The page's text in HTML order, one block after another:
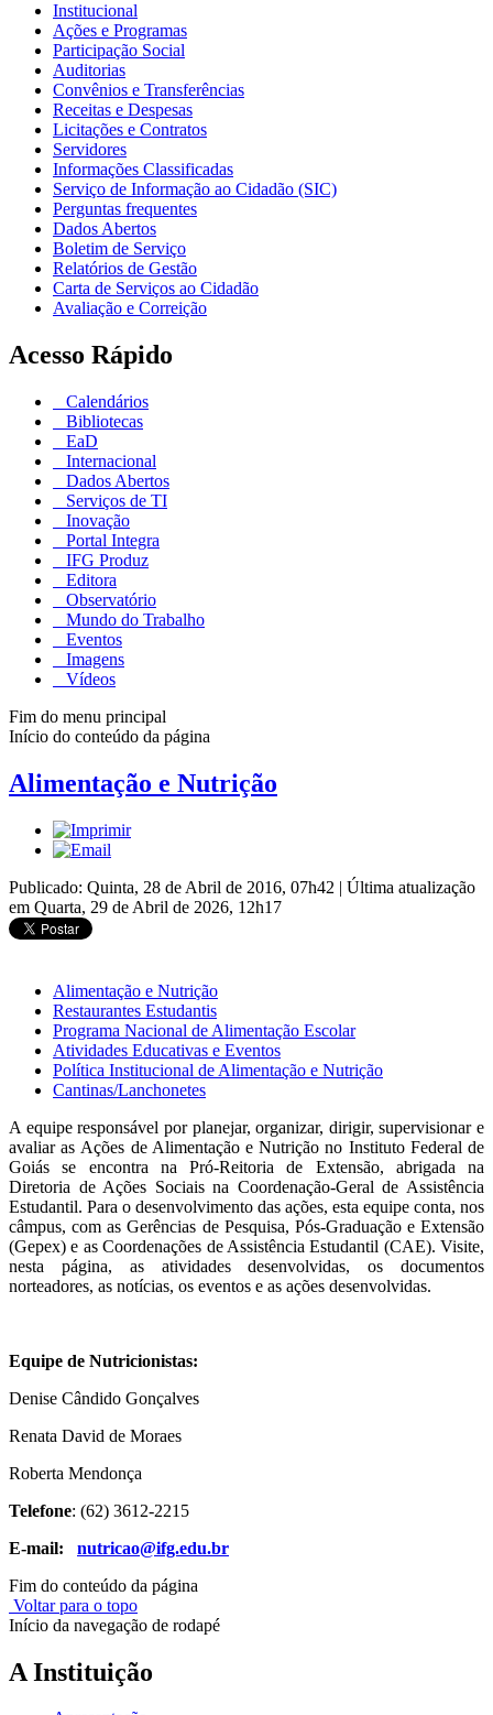
Institucional
Ações e Programas
Participação Social
Auditorias
Convênios e Transferências
Receitas e Despesas
Licitações e Contratos
Servidores
Informações Classificadas
Serviço de Informação ao Cidadão (SIC)
Perguntas frequentes
Dados Abertos
Boletim de Serviço
Relatórios de Gestão
Carta de Serviços ao Cidadão
Avaliação e Correição
Acesso Rápido
Calendários
Bibliotecas
EaD
Internacional
Dados Abertos
Serviços de TI
Inovação
Portal Integra
IFG Produz
Editora
Observatório
Mundo do Trabalho
Eventos
Imagens
Vídeos
Fim do menu principal
Início do conteúdo da página
Alimentação e Nutrição
Publicado: Quinta, 28 de Abril de 2016, 07h42 | Última atualização
em Quarta, 29 de Abril de 2026, 12h17
Alimentação e Nutrição
Restaurantes Estudantis
Programa Nacional de Alimentação Escolar
Atividades Educativas e Eventos
Política Institucional de Alimentação e Nutrição
Cantinas/Lanchonetes
A equipe responsável por planejar, organizar, dirigir, supervisionar e
avaliar as Ações de Alimentação e Nutrição no Instituto Federal de
Goiás se encontra na Pró-Reitoria de Extensão, abrigada na
Diretoria de Ações Sociais na Coordenação-Geral de Assistência
Estudantil. Para o desenvolvimento das ações, esta equipe conta, nos
câmpus, com as Gerências de Pesquisa, Pós-Graduação e Extensão
(Gepex) e as Coordenações de Assistência Estudantil (CAE). Visite,
nesta página, as atividades desenvolvidas, os documentos
norteadores, as notícias, os eventos e as ações desenvolvidas.
Equipe de Nutricionistas:
Denise Cândido Gonçalves
Renata David de Moraes
Roberta Mendonça
Telefone: (62) 3612-2215
E-mail: nutricao@ifg.edu.br
Fim do conteúdo da página
Voltar para o topo
Início da navegação de rodapé
A Instituição